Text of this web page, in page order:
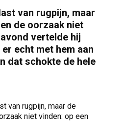
van rugpijn, maar
de oorzaak niet
vertelde hij
echt met hem aan
dat schokte de hele
van rugpijn, maar de
niet vinden: op een